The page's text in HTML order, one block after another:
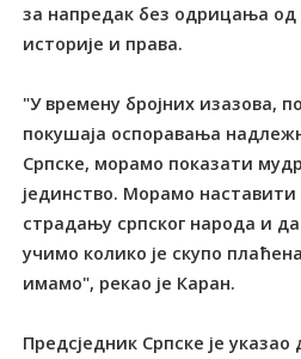
за напредак без одрицања од
историје и права.
"У времену бројних изазова,
покушаја оспоравања
Српске, морамо показати
јединство. Морамо
страдању српског народа и
учимо колико је скупо
имамо", рекао је Каран.
Предсједник Српске је указао